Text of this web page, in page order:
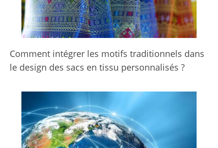
Comment intégrer les motifs traditionnels dans
le design des sacs en tissu personnalisés ?